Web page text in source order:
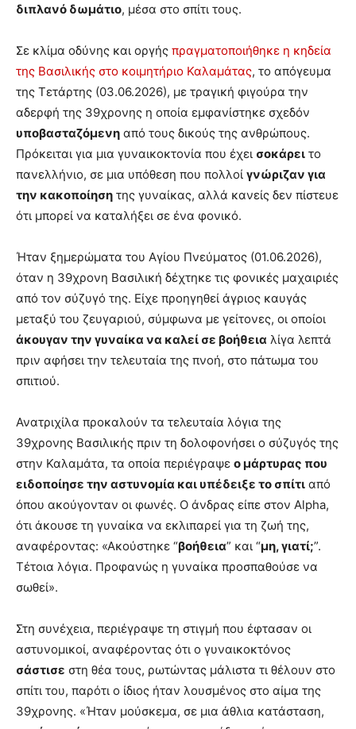
διπλανό δωμάτιο, μέσα στο σπίτι τους.
Σε κλίμα οδύνης και οργής πραγματοποιήθηκε η κηδεία
της Βασιλικής στο κοιμητήριο Καλαμάτας, το απόγευμα
της Τετάρτης (03.06.2026), με τραγική φιγούρα την
αδερφή της 39χρονης η οποία εμφανίστηκε σχεδόν
υποβασταζόμενη από τους δικούς της ανθρώπους.
Πρόκειται για μια γυναικοκτονία που έχει σοκάρει το
πανελλήνιο, σε μια υπόθεση που πολλοί γνώριζαν για
την κακοποίηση της γυναίκας, αλλά κανείς δεν πίστευε
ότι μπορεί να καταλήξει σε ένα φονικό.
Ήταν ξημερώματα του Αγίου Πνεύματος (01.06.2026),
όταν η 39χρονη Βασιλική δέχτηκε τις φονικές μαχαιριές
από τον σύζυγό της. Είχε προηγηθεί άγριος καυγάς
μεταξύ του ζευγαριού, σύμφωνα με γείτονες, οι οποίοι
άκουγαν την γυναίκα να καλεί σε βοήθεια λίγα λεπτά
πριν αφήσει την τελευταία της πνοή, στο πάτωμα του
σπιτιού.
Ανατριχίλα προκαλούν τα τελευταία λόγια της
39χρονης Βασιλικής πριν τη δολοφονήσει ο σύζυγός της
στην Καλαμάτα, τα οποία περιέγραψε ο μάρτυρας που
ειδοποίησε την αστυνομία και υπέδειξε το σπίτι από
όπου ακούγονταν οι φωνές. Ο άνδρας είπε στον Alpha,
ότι άκουσε τη γυναίκα να εκλιπαρεί για τη ζωή της,
αναφέροντας: «Ακούστηκε “βοήθεια” και “μη, γιατί;”.
Τέτοια λόγια. Προφανώς η γυναίκα προσπαθούσε να
σωθεί».
Στη συνέχεια, περιέγραψε τη στιγμή που έφτασαν οι
αστυνομικοί, αναφέροντας ότι ο γυναικοκτόνος
σάστισε στη θέα τους, ρωτώντας μάλιστα τι θέλουν στο
σπίτι του, παρότι ο ίδιος ήταν λουσμένος στο αίμα της
39χρονης. «Ήταν μούσκεμα, σε μια άθλια κατάσταση,